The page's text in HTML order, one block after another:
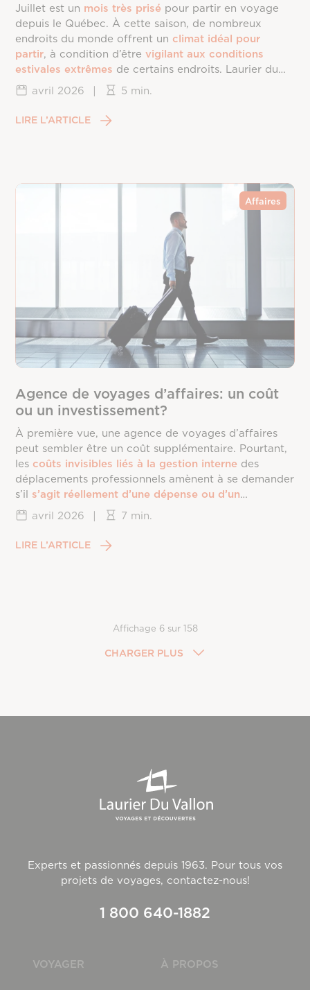
Juillet est un mois très prisé pour partir en voyage
depuis le Québec. À cette saison, de nombreux
endroits du monde offrent un climat idéal pour
partir, à condition d’êtrevigilant aux conditions
estivales extrêmes de certains endroits. Laurier du
Vallon vous dévoile les
meilleures destinations
voyage en
juillet
avril 2026 | 5 min.
LIRE L’ARTICLE
Affaires
Agence de voyages d’affaires: un coût
ou un investissement?
À première vue, une agence de voyages d’affaires
peut sembler être un coût supplémentaire. Pourtant,
les coûts invisibles liés à la gestion interne des
déplacements professionnels amènent à se demander
s’il s’agit réellement d’une dépense ou d’un
investissement .
avril 2026 | 7 min.
LIRE L’ARTICLE
Affichage 6sur 158
CHARGER PLUS
Experts et passionnés depuis 1963. Pour tous vos
projets de voyages, contactez-nous!
1 800 640-1882
VOYAGER À PROPOS